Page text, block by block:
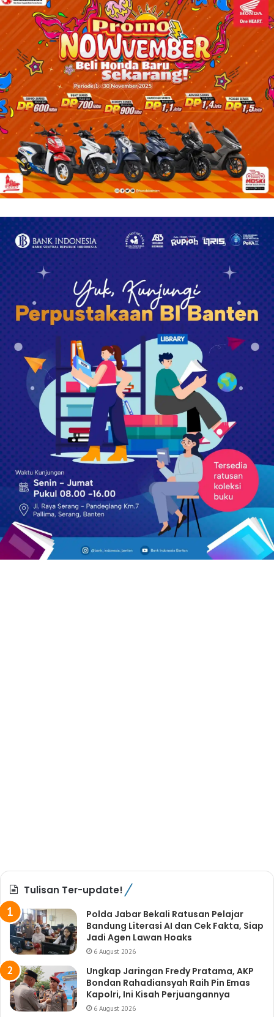
Tulisan Ter-update!
Polda Jabar Bekali Ratusan Pelajar
Bandung Literasi AI dan Cek Fakta, Siap
Jadi Agen Lawan Hoaks
6 August 2026
Ungkap Jaringan Fredy Pratama, AKP
Bondan Rahadiansyah Raih Pin Emas
Kapolri, Ini Kisah Perjuangannya
6 August 2026